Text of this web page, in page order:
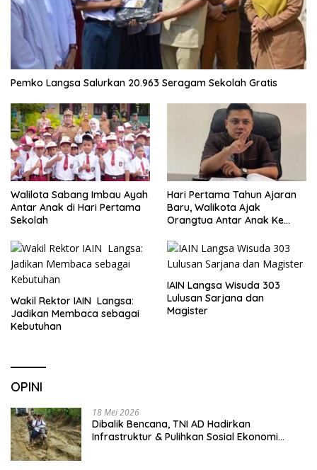
Pemko Langsa Salurkan 20.963 Seragam Sekolah Gratis
Walilota Sabang Imbau Ayah
Antar Anak di Hari Pertama
Sekolah
Hari Pertama Tahun Ajaran
Baru, Walikota Ajak
Orangtua Antar Anak Ke
Wakil Rektor IAIN Langsa:
Jadikan Membaca sebagai
Kebutuhan
IAIN Langsa Wisuda 303
Lulusan Sarjana dan
Magister
OPINI
18 Mei 2026
Dibalik Bencana, TNI AD Hadirkan
Infrastruktur & Pulihkan Sosial Ekonomi